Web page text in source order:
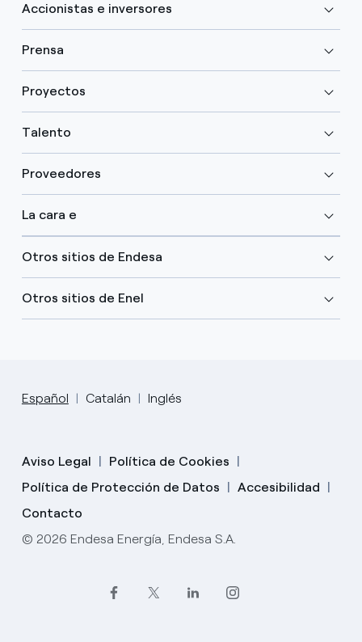
Accionistas e inversores
Prensa
Proyectos
Talento
Proveedores
La cara e
Otros sitios de Endesa
Otros sitios de Enel
Español Catalán Inglés
Aviso Legal
Política de Cookies
Política de Protección de Datos
Accesibilidad
Contacto
© 2026 Endesa Energía, Endesa S.A.